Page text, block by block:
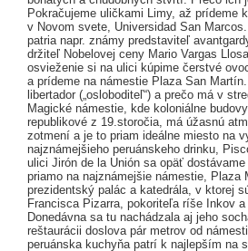
Pokračujeme uličkami Limy, až prídeme
v Novom svete, Universidad San
patria napr. známy predstaviteľ
držiteľ Nobelovej ceny Mario Vargas
osvieženie si na ulici kúpime čerstvé
a prídeme na námestie Plaza San
libertador („osloboditeľ“) a prečo má v
Magické námestie, kde koloniálne
republikové z 19.storočia, má úžasnú
zotmení a je to priam ideálne miesto na
najznámejšieho peruánskeho drinku,
ulici Jirón de la Unión sa opäť
priamo na najznámejšie námestie, Plaza
prezidentský palác a katedrála, v ktorej
Francisca Pizarra, pokoriteľa ríše Inkov
Donedávna sa tu nachádzala aj jeho
reštaurácii doslova pár metrov od
peruánska kuchyňa patrí k najlepším na